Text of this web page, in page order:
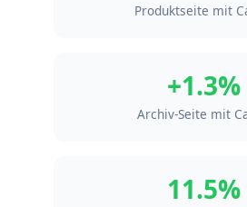
Produktseite mit
+1.3%
Archiv-Seite mit
11.5%